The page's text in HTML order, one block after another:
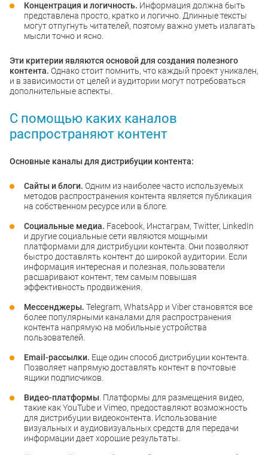
Концентрация и логичность. Информация должна быть
представлена просто, кратко и логично. Длинные тексты
могут отпугнуть читателей, поэтому важно уметь излагать
мысли точно и ясно.
Эти критерии являются основой для создания полезного
контента. Однако стоит помнить, что каждый проект уникален,
и в зависимости от целей и аудитории могут потребоваться
дополнительные аспекты.
С помощью каких каналов
распространяют контент
Основные каналы для дистрибуции контента:
Сайты и блоги. Одним из наиболее часто используемых
методов распространения контента является публикация
на собственном ресурсе или в блоге.
Социальные медиа. Facebook, Инстаграм, Twitter, LinkedIn
и другие социальные сети являются мощными
платформами для дистрибуции контента. Они позволяют
быстро доставлять контент до широкой аудитории. Если
информация интересная и полезная, пользователи
расшаривают контент, тем самым повышая
эффективность продвижения.
Мессенджеры. Telegram, WhatsApp и Viber становятся все
более популярными каналами для распространения
контента напрямую на мобильные устройства
пользователей.
Email-рассылки. Еще один способ дистрибуции контента.
Позволяет напрямую доставлять контент в почтовые
ящики подписчиков.
Видео-платформы . Платформы для размещения видео,
такие как YouTube и Vimeo, предоставляют возможность
для дистрибуции видеоконтента. Использование
визуальных и аудиовизуальных средств для передачи
информации дает хорошие результаты.